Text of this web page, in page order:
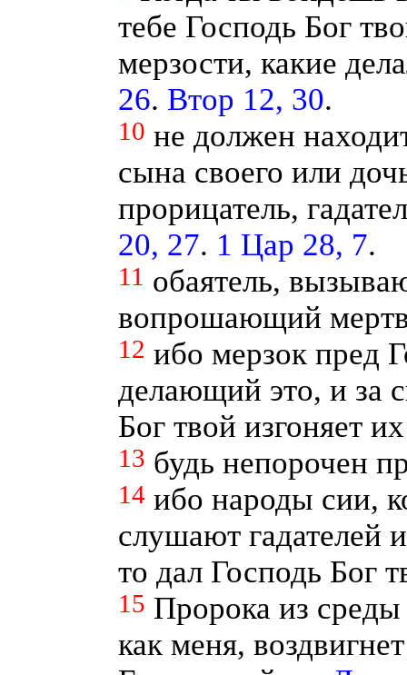
тебе Господь Бог
мерзости, какие
26. Втор 12, 30.
10 не должен
сына своего или
прорицатель,
20, 27. 1 Цар 28, 7.
11 обаятель,
вопрошающий
12 ибо мерзок пред
делающий это, и за
Бог твой изгоняет
13 будь непорочен
14 ибо народы сии,
слушают гадателей
то дал Господь Бог
15 Пророка из среды
как меня,